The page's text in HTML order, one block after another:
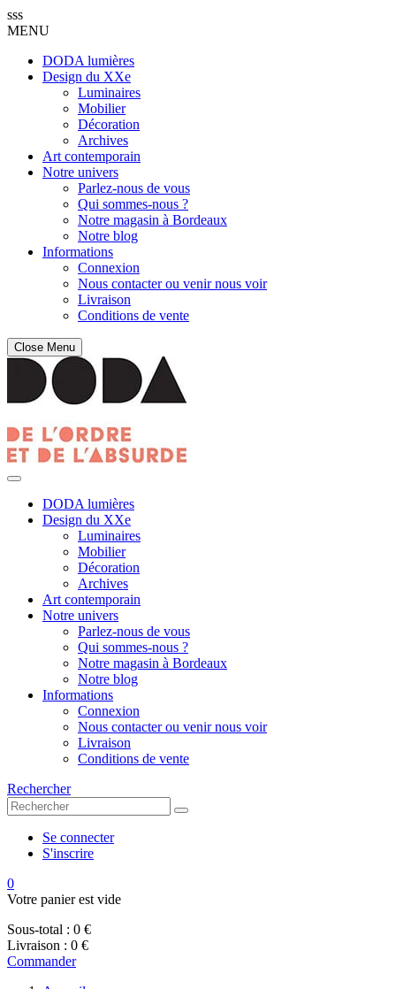
sss
MENU
DODA lumières
Design du XXe
Luminaires
Mobilier
Décoration
Archives
Art contemporain
Notre univers
Parlez-nous de vous
Qui sommes-nous ?
Notre magasin à Bordeaux
Notre blog
Informations
Connexion
Nous contacter ou venir nous voir
Livraison
Conditions de vente
Close Menu
DODA lumières
Design du XXe
Luminaires
Mobilier
Décoration
Archives
Art contemporain
Notre univers
Parlez-nous de vous
Qui sommes-nous ?
Notre magasin à Bordeaux
Notre blog
Informations
Connexion
Nous contacter ou venir nous voir
Livraison
Conditions de vente
Rechercher
Se connecter
S'inscrire
0
Votre panier est vide
Sous-total : 0 €
Livraison : 0 €
Commander